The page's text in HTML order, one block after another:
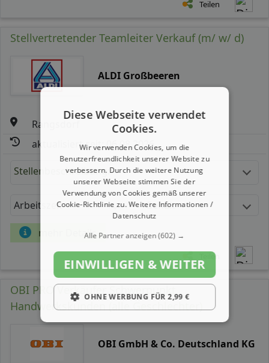
Teilen
Stellvertretender Teamleiter Verkauf (m/ w/ d)
ALDI Großbeeren
Rangsdorf
aktualisiert seit: 06.08.2026
Stellenbeschreibung:
Arbeitszeit Gehalt
mehr Details
Teilen
OBI PRO Verkäufer Schwerpunkt
Handwerkskunden (alle Geschlechter)
OBI GmbH & Co. Deutschland KG
Diese Webseite verwendet
Cookies.
Wir verwenden Cookies, um die
Benutzerfreundlichkeit unserer Website zu
verbessern. Durch die weitere Nutzung
unserer Webseite stimmen Sie der
Verwendung von Cookies gemäß unserer
Cookie-Richtlinie zu.Weitere Informationen /
Datenschutz
Alle Partner anzeigen(602) →
EINWILLIGEN & WEITER
OHNE WERBUNG FÜR 2,99 €